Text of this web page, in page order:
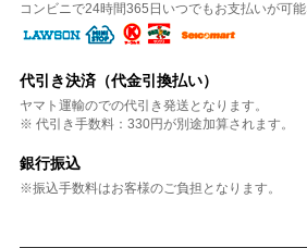
コンビニで24時間365日いつでもお支払いが可能
代引き決済（代金引換払い）
ヤマト運輸のでの代引き発送となります。
※ 代引き手数料：330円が別途加算されます。
銀行振込
※振込手数料はお客様のご負担となります。